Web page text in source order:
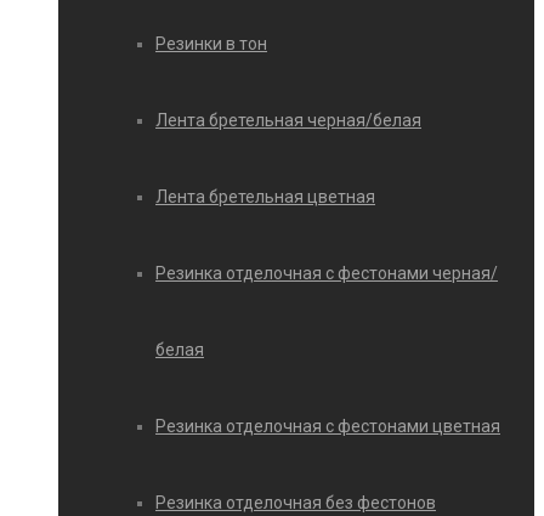
Резинки в тон
Лента бретельная черная/белая
Лента бретельная цветная
Резинка отделочная с фестонами черная/
белая
Резинка отделочная с фестонами цветная
Резинка отделочная без фестонов